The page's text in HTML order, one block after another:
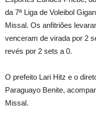
da 7ª Liga de Voleibol
Missal. Os anfitriões
venceram de virada por 2
revés por 2 sets a 0.
O prefeito Lari Hitz e o
Paraguayo Benite,
Missal.